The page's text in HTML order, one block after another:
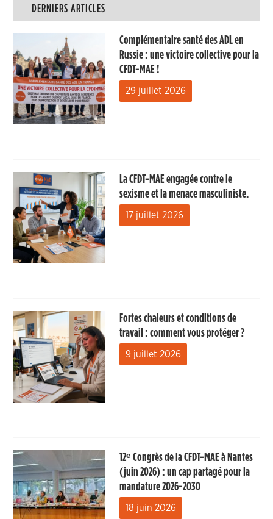
DERNIERS ARTICLES
Complémentaire santé des ADL en
Russie : une victoire collective pour la
CFDT-MAE !
29 juillet 2026
La CFDT-MAE engagée contre le
sexisme et la menace masculiniste.
17 juillet 2026
Fortes chaleurs et conditions de
travail : comment vous protéger ?
9 juillet 2026
12ᵉ Congrès de la CFDT-MAE à Nantes
(juin 2026) : un cap partagé pour la
mandature 2026-2030
18 juin 2026